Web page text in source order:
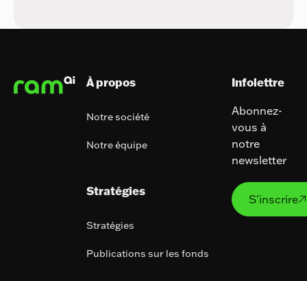
À propos
Notre société
Notre équipe
Stratégies
Stratégies
Publications sur les fonds
Infolettre
Abonnez-
vous à
notre
newsletter
S'inscrire